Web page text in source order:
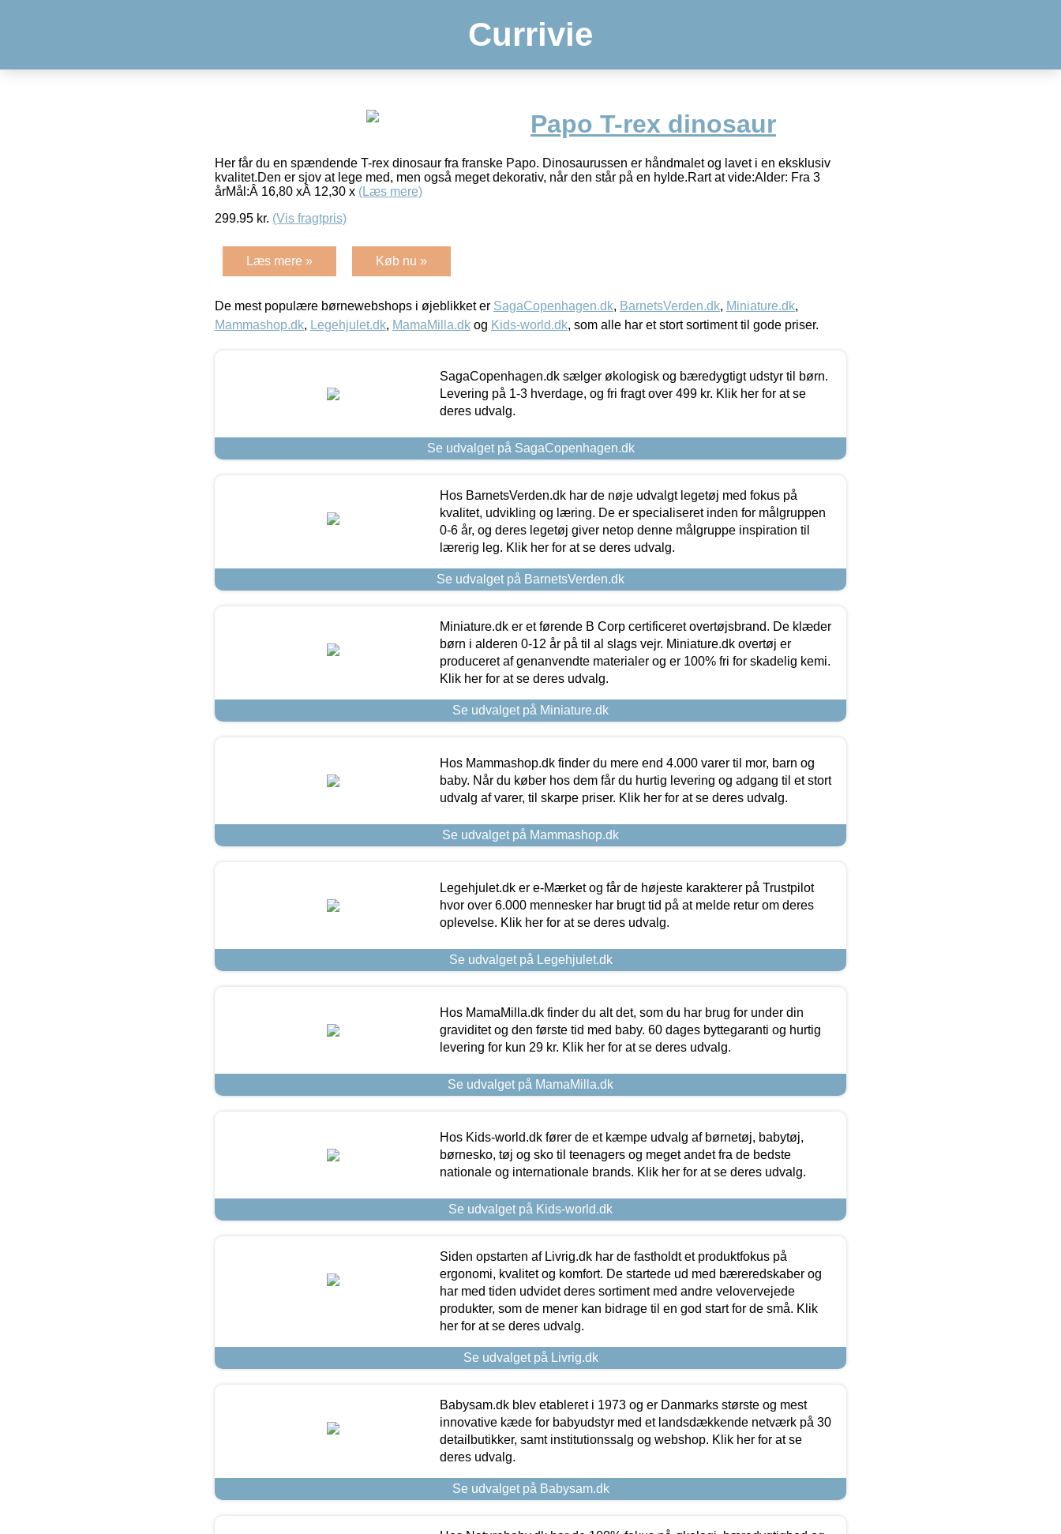
Currivie
Papo T-rex dinosaur
Her får du en spændende T-rex dinosaur fra franske Papo. Dinosaurussen er håndmalet og lavet i en eksklusiv
kvalitet.Den er sjov at lege med, men også meget dekorativ, når den står på en hylde.Rart at vide:Alder: Fra 3
årMål:Â 16,80 xÂ 12,30 x (Læs mere)
299.95 kr. (Vis fragtpris)
Læs mere » Køb nu »
De mest populære børnewebshops i øjeblikket er SagaCopenhagen.dk, BarnetsVerden.dk, Miniature.dk,
Mammashop.dk, Legehjulet.dk, MamaMilla.dk og Kids-world.dk, som alle har et stort sortiment til gode priser.
SagaCopenhagen.dk sælger økologisk og bæredygtigt udstyr til børn.
Levering på 1-3 hverdage, og fri fragt over 499 kr. Klik her for at se
deres udvalg.
Se udvalget på SagaCopenhagen.dk
Hos BarnetsVerden.dk har de nøje udvalgt legetøj med fokus på
kvalitet, udvikling og læring. De er specialiseret inden for målgruppen
0-6 år, og deres legetøj giver netop denne målgruppe inspiration til
lærerig leg. Klik her for at se deres udvalg.
Se udvalget på BarnetsVerden.dk
Miniature.dk er et førende B Corp certificeret overtøjsbrand. De klæder
børn i alderen 0-12 år på til al slags vejr. Miniature.dk overtøj er
produceret af genanvendte materialer og er 100% fri for skadelig kemi.
Klik her for at se deres udvalg.
Se udvalget på Miniature.dk
Hos Mammashop.dk finder du mere end 4.000 varer til mor, barn og
baby. Når du køber hos dem får du hurtig levering og adgang til et stort
udvalg af varer, til skarpe priser. Klik her for at se deres udvalg.
Se udvalget på Mammashop.dk
Legehjulet.dk er e-Mærket og får de højeste karakterer på Trustpilot
hvor over 6.000 mennesker har brugt tid på at melde retur om deres
oplevelse. Klik her for at se deres udvalg.
Se udvalget på Legehjulet.dk
Hos MamaMilla.dk finder du alt det, som du har brug for under din
graviditet og den første tid med baby. 60 dages byttegaranti og hurtig
levering for kun 29 kr. Klik her for at se deres udvalg.
Se udvalget på MamaMilla.dk
Hos Kids-world.dk fører de et kæmpe udvalg af børnetøj, babytøj,
børnesko, tøj og sko til teenagers og meget andet fra de bedste
nationale og internationale brands. Klik her for at se deres udvalg.
Se udvalget på Kids-world.dk
Siden opstarten af Livrig.dk har de fastholdt et produktfokus på
ergonomi, kvalitet og komfort. De startede ud med bæreredskaber og
har med tiden udvidet deres sortiment med andre velovervejede
produkter, som de mener kan bidrage til en god start for de små. Klik
her for at se deres udvalg.
Se udvalget på Livrig.dk
Babysam.dk blev etableret i 1973 og er Danmarks største og mest
innovative kæde for babyudstyr med et landsdækkende netværk på 30
detailbutikker, samt institutionssalg og webshop. Klik her for at se
deres udvalg.
Se udvalget på Babysam.dk